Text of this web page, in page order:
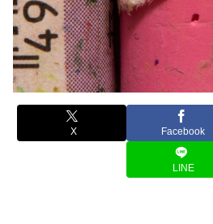
X Facebook
LINE